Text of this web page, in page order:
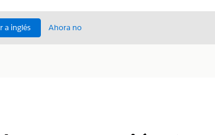
a inglés Ahora no